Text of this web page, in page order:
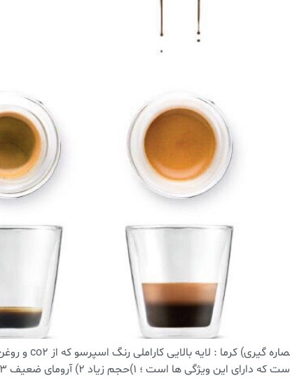
است ؛ ۱)حجم زیاد ۲) آرومای ضعیف ۳)کرمای روشن و ضعیف […]